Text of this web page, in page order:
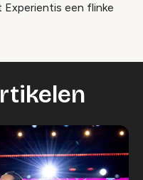
Experientis een flinke